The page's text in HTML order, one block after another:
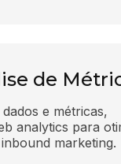
de
e métricas,
analytics para
marketing.